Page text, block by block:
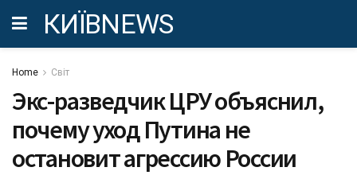
КИЇВNEWS
Home Світ
Экс-разведчик ЦРУ объяснил,
почему уход Путина не
остановит агрессию России